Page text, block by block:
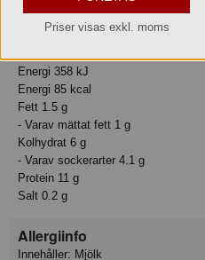
Energi 358 kJ
Energi 85 kcal
Fett 1.5 g
- Varav mättat fett 1 g
Kolhydrat 6 g
- Varav sockerarter 4.1 g
Protein 11 g
Salt 0.2 g
Allergiinfo
Innehåller: Mjölk
Priser visas exkl. moms